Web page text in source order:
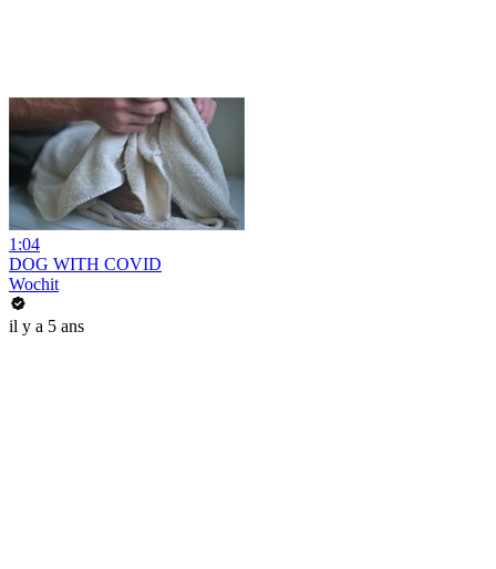
1:04
DOG WITH COVID
Wochit
il y a 5 ans